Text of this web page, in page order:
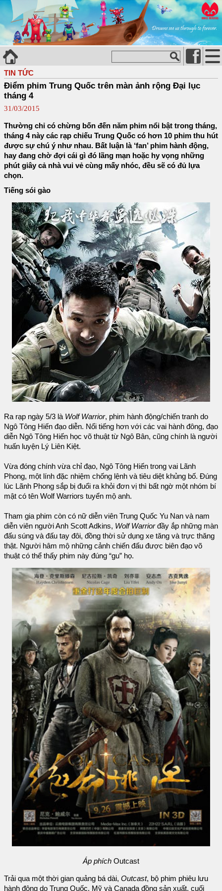
TIN TỨC
Điểm phim Trung Quốc trên màn ảnh rộng Đại lục
tháng 4
31/03/2015
Thường chỉ có chừng bốn đến năm phim nổi bật trong tháng,
tháng 4 này các rạp chiếu Trung Quốc có hơn 10 phim thu hút
được sự chú ý như nhau. Bất luận là ‘fan’ phim hành động,
hay đang chờ đợi cái gì đó lãng mạn hoặc hy vọng những
phút giây cả nhà vui vẻ cùng mấy nhóc, đều sẽ có đủ lựa
chọn.
Tiếng sói gào
Ra rạp ngày 5/3 là Wolf Warrior, phim hành động/chiến tranh do
Ngô Tông Hiến đạo diễn. Nổi tiếng hơn với các vai hành đông, đạo
diễn Ngô Tông Hiến học võ thuật từ Ngô Bân, cũng chính là người
huấn luyện Lý Liên Kiệt.
Vừa đóng chính vừa chỉ đạo, Ngô Tông Hiến trong vai Lãnh
Phong, một lính đặc nhiệm chống lệnh và tiêu diệt khủng bố. Đúng
lúc Lãnh Phong sắp bị đuổi ra khỏi đơn vị thì bất ngờ một nhóm bí
mật có tên Wolf Warriors tuyển mộ anh.
Tham gia phim còn có nữ diễn viên Trung Quốc Yu Nan và nam
diễn viên người Anh Scott Adkins, Wolf Warriorđầy ắp những màn
đấu súng và đấu tay đôi, đồng thời sử dụng xe tăng và trực thăng
thật. Người hâm mộ những cảnh chiến đấu được biên đạo võ
thuật có thể thấy phim này đúng “gu” họ.
Áp phích Outcast
Trải qua một thời gian quảng bá dài, Outcast, bộ phim phiêu lưu
hành động do Trung Quốc, Mỹ và Canada đồng sản xuất, cuối